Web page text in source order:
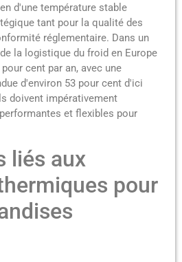
d'une température stable
tant pour la qualité des
réglementaire. Dans un
la logistique du froid en Europe
cent par an, avec une
d'environ 53 pour cent d'ici
doivent impérativement
et flexibles pour
liés aux
pour